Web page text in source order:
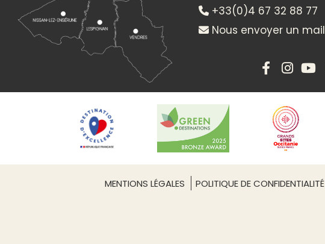
+33(0)4 67 32 88 77
Nous envoyer un mail
MENTIONS LÉGALES POLITIQUE DE CONFIDENTIALITÉ